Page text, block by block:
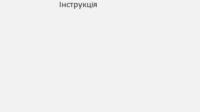
Інструкція